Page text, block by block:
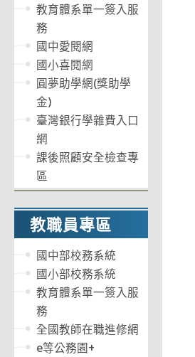
教育體系單一簽入服
務
國中愛閱網
國小喜閱網
圓夢助學網(獎助學
金)
臺灣銀行學雜費入口
網
課後照顧安全檢查專
區
教職員專區
國中部校務系統
國小部校務系統
教育體系單一簽入服
務
全國教師在職進修網
e等公務園+